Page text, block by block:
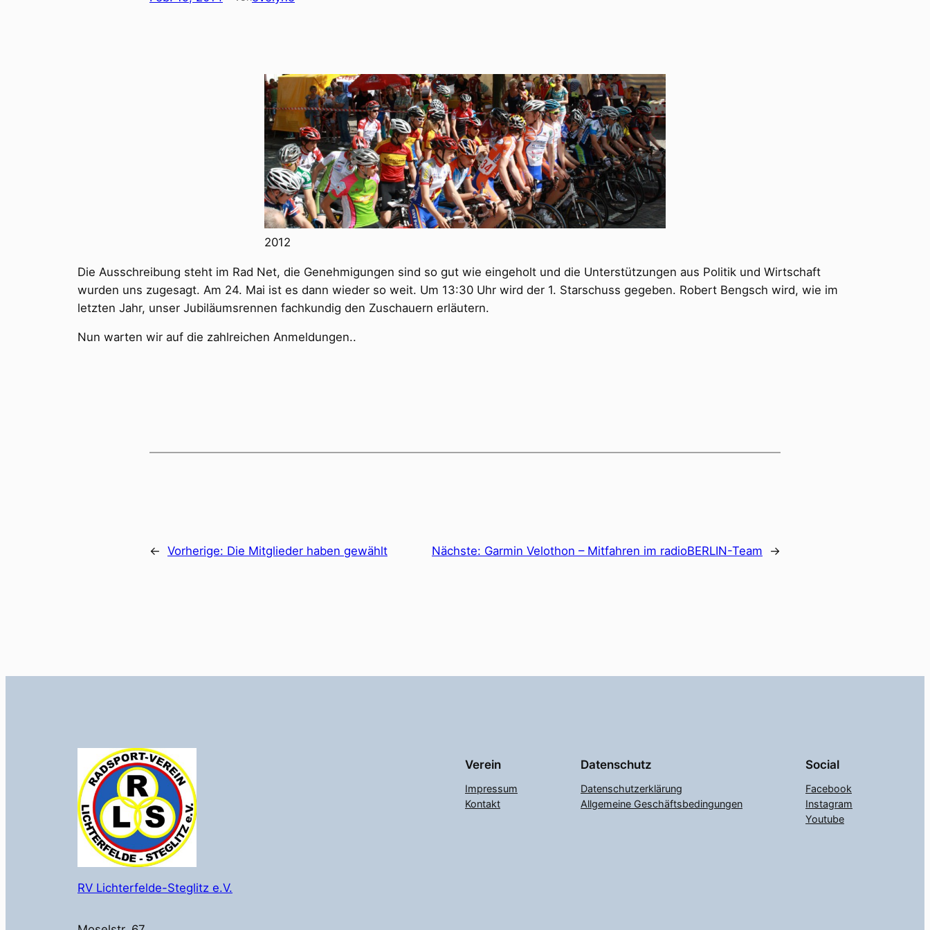
2012
Die Ausschreibung steht im Rad Net, die Genehmigungen sind so gut wie eingeholt und die Unterstützungen aus Politik und Wirtschaft
wurden uns zugesagt. Am 24. Mai ist es dann wieder so weit. Um 13:30 Uhr wird der 1. Starschuss gegeben. Robert Bengsch wird, wie im
letzten Jahr, unser Jubiläumsrennen fachkundig den Zuschauern erläutern.
Nun warten wir auf die zahlreichen Anmeldungen..
← Vorherige: Die Mitglieder haben gewählt Nächste: Garmin Velothon – Mitfahren im radioBERLIN-Team →
RV Lichterfelde-Steglitz e.V.
Verein
Impressum
Kontakt
Datenschutz
Datenschutzerklärung
Allgemeine Geschäftsbedingungen
Social
Facebook
Instagram
Youtube